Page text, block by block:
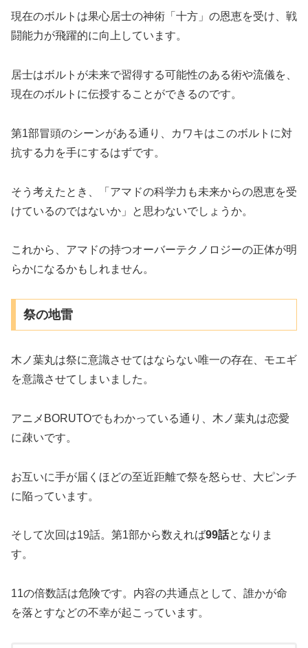
現在のボルトは果心居士の神術「十方」の恩恵を受け、戦
闘能力が飛躍的に向上しています。
居士はボルトが未来で習得する可能性のある術や流儀を、
現在のボルトに伝授することができるのです。
第1部冒頭のシーンがある通り、カワキはこのボルトに対
抗する力を手にするはずです。
そう考えたとき、「アマドの科学力も未来からの恩恵を受
けているのではないか」と思わないでしょうか。
これから、アマドの持つオーバーテクノロジーの正体が明
らかになるかもしれません。
祭の地雷
木ノ葉丸は祭に意識させてはならない唯一の存在、モエギ
を意識させてしまいました。
アニメBORUTOでもわかっている通り、木ノ葉丸は恋愛
に疎いです。
お互いに手が届くほどの至近距離で祭を怒らせ、大ピンチ
に陥っています。
そして次回は19話。第1部から数えれば99話となりま
す。
11の倍数話は危険です。内容の共通点として、誰かが命
を落とすなどの不幸が起こっています。